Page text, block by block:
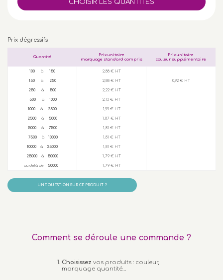
Prix dégressifs
Quantité
Prix unitaire
marquage standard compris
Prix unitaire
couleur supplémentaire
100 à 150 2,88 € HT
150à 250 2,88 € HT 0,92 € HT
250 à 500 2,22 € HT
500à 1000 2,13 € HT
1000 à 2500 1,99 € HT
2500 à 5000 1,87 € HT
5000à 7500 1,81 € HT
7500à 10000 1,81 € HT
10000 à 25000 1,81 € HT
25000 à 50000 1,79 € HT
au delà de 50000 1,79 € HT
UNE QUESTION SUR CE PRODUIT ?
Comment se déroule une commande ?
Choisissez vos produits : couleur,
marquage quantité…